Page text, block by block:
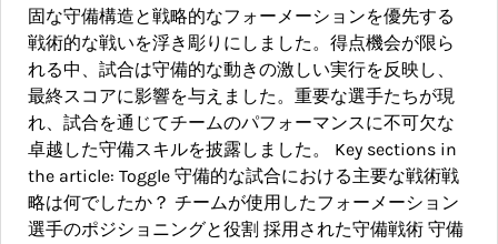
固な守備構造と戦略的なフォーメーションを優先する
戦術的な戦いを浮き彫りにしました。得点機会が限ら
れる中、試合は守備的な動きの激しい実行を反映し、
最終スコアに影響を与えました。重要な選手たちが現
れ、試合を通じてチームのパフォーマンスに不可欠な
卓越した守備スキルを披露しました。 Key sections in
the article: Toggle 守備的な試合における主要な戦術戦
略は何でしたか？ チームが使用したフォーメーション
選手のポジショニングと役割 採用された守備戦術 守備